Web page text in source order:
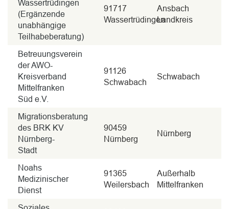
Wassertrüdingen
(Ergänzende
unabhängige
Teilhabeberatung)
91717
Wassertrüdingen
Ansbach
Landkreis
Betreuungsverein
der AWO-
Kreisverband
Mittelfranken
Süd e.V.
91126
Schwabach
Schwabach
Migrationsberatung
des BRK KV
Nürnberg-
Stadt
90459
Nürnberg
Nürnberg
Noahs
Medizinischer
Dienst
91365
Weilersbach
Außerhalb
Mittelfranken